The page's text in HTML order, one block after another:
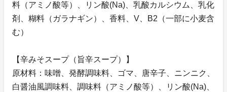
料（アミノ酸等）、リン酸(Na)、乳酸カルシウム、乳化
剤、糊料（ガラナギン）、香料、V、B2（一部に小麦含
む）
【辛みそスープ（旨辛スープ）】
原材料：味噌、発酵調味料、ゴマ、唐辛子、ニンニク、
白醤油風調味料、調味料（アミノ酸等）、リン酸(Na)、